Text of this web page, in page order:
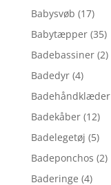
Babysvøb (17)
Babytæpper (35)
Badebassiner (2)
Badedyr (4)
Badehåndklæder
Badekåber (12)
Badelegetøj (5)
Badeponchos (2)
Baderinge (4)